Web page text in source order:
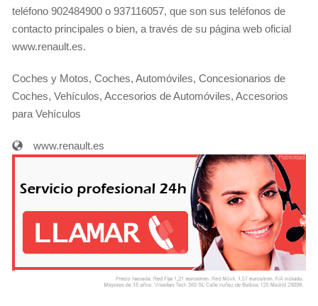
teléfono 902484900 o 937116057, que son sus teléfonos de
contacto principales o bien, a través de su página web oficial
www.renault.es.
Coches y Motos, Coches, Automóviles, Concesionarios de
Coches, Vehículos, Accesorios de Automóviles, Accesorios
para Vehículos
www.renault.es